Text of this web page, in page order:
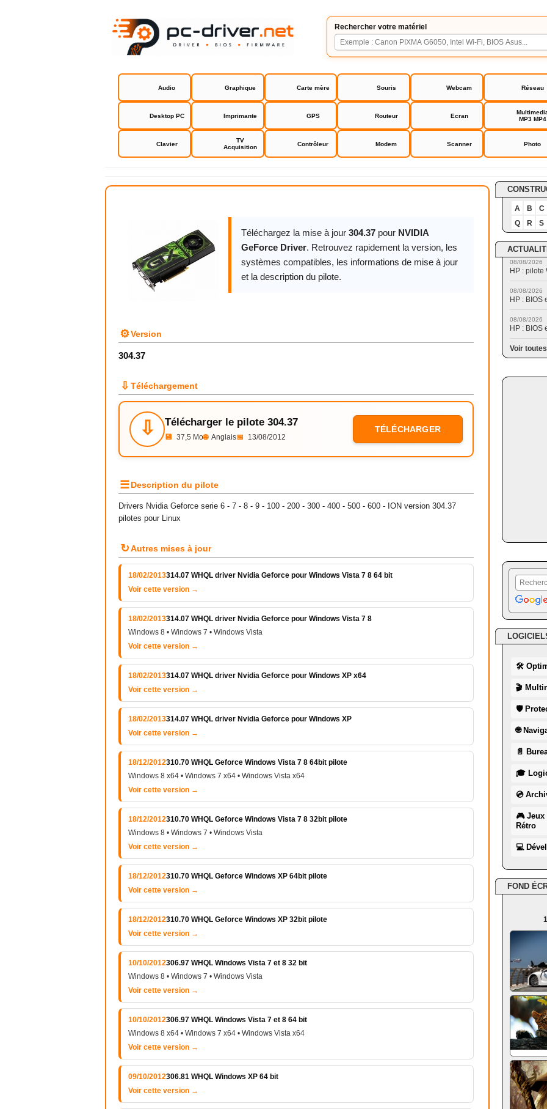
Rechercher votre matériel
Audio Graphique Carte mère Souris Webcam Réseau
Desktop PC Imprimante GPS Routeur Ecran
MP3 MP4
Clavier
TV
Acquisition
Contrôleur Modem Scanner Photo
NVIDIA GeForce Driver
Téléchargez la mise à jour 304.37 pour NVIDIA
GeForce Driver. Retrouvez rapidement la version, les
systèmes compatibles, les informations de mise à jour
et la description du pilote.
⚙Version
304.37
⇩ Téléchargement
⇩ Télécharger le pilote 304.37
💾 37,5 Mo🌐 Anglais📅 13/08/2012
TÉLÉCHARGER
☰Description du pilote
Drivers NvidiaGeforce serie 6 - 7 - 8 - 9 - 100 - 200 - 300 - 400 - 500 - 600 - ION version 304.37
pilotes pour Linux
↻Autres mises à jour
18/02/2013314.07 WHQL driver Nvidia Geforce pour Windows Vista 7 8 64 bit
Voir cette version →
18/02/2013314.07 WHQL driver Nvidia Geforce pour Windows Vista 7 8
Windows 8 • Windows 7 • Windows Vista
Voir cette version →
18/02/2013314.07 WHQL driver Nvidia Geforce pour Windows XP x64
Voir cette version →
18/02/2013314.07 WHQL driver Nvidia Geforce pour Windows XP
Voir cette version →
18/12/2012310.70 WHQL Geforce Windows Vista 7 8 64bit pilote
Windows 8 x64 • Windows 7 x64 • Windows Vista x64
Voir cette version →
18/12/2012310.70 WHQL Geforce Windows Vista 7 8 32bit pilote
Windows 8 • Windows 7 • Windows Vista
Voir cette version →
18/12/2012310.70 WHQL Geforce Windows XP 64bit pilote
Voir cette version →
18/12/2012310.70 WHQL Geforce Windows XP 32bit pilote
Voir cette version →
10/10/2012306.97 WHQL Windows Vista 7 et 8 32 bit
Windows 8 • Windows 7 • Windows Vista
Voir cette version →
10/10/2012306.97 WHQL Windows Vista 7 et 8 64 bit
Windows 8 x64 • Windows 7 x64 • Windows Vista x64
Voir cette version →
09/10/2012306.81 WHQL Windows XP 64 bit
Voir cette version →
A B
C
Q
R S
08/08/2026
HP : pilote
08/08/2026
HP : BIOS
08/08/2026
HP : BIOS
Voir
🛠
🎬
🛡
🌐
📄
🎓
💿
🎮 Jeux
Rétro
💻
FOND